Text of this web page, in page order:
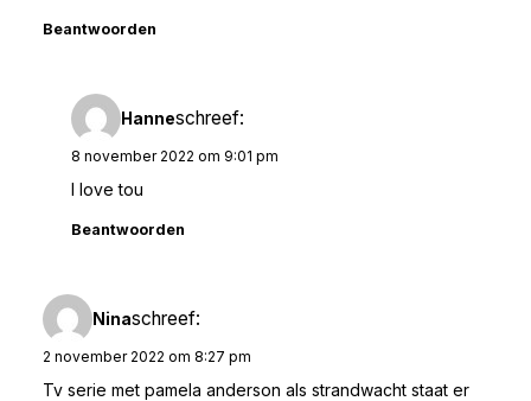
Beantwoorden
Hanneschreef:
8 november 2022 om 9:01 pm
I love tou
Beantwoorden
Ninaschreef:
2 november 2022 om 8:27 pm
Tv serie met pamela anderson als strandwacht staat er